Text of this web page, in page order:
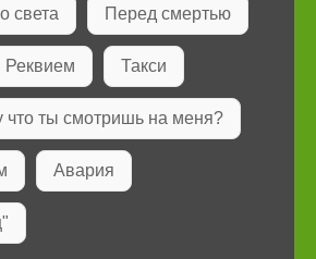
света Перед смертью
Реквием Такси
что ты смотришь на меня?
Авария